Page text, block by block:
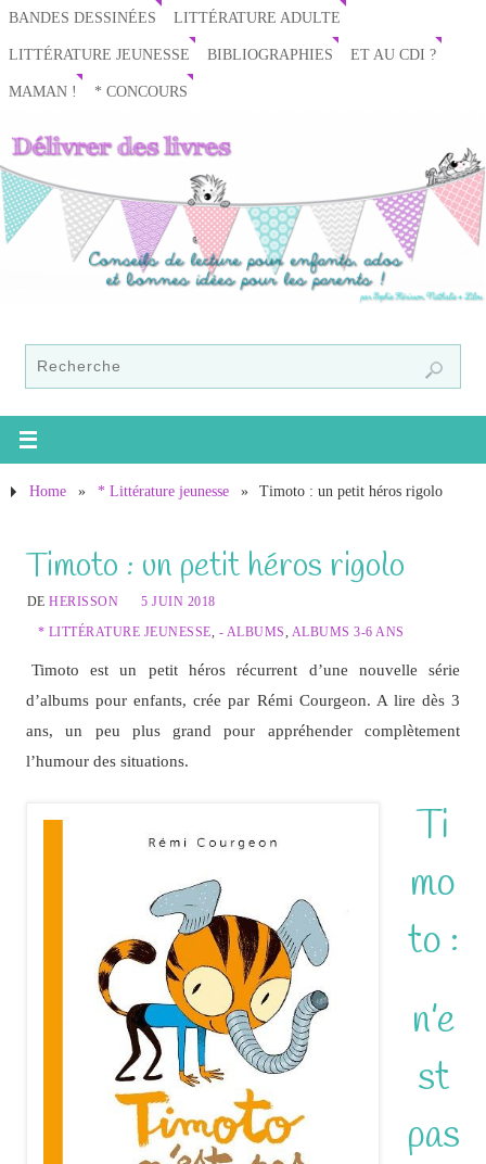
BANDES DESSINÉES LITTÉRATURE ADULTE
LITTÉRATURE JEUNESSE BIBLIOGRAPHIES ET AU CDI ?
MAMAN ! * CONCOURS
Home » * Littérature jeunesse » Timoto : un petit héros rigolo
Timoto : un petit héros rigolo
DEHERISSON
5 JUIN 2018
* LITTÉRATURE JEUNESSE, - ALBUMS, ALBUMS 3-6 ANS
Timoto est un petit héros récurrent d’une nouvelle série
d’albums pour enfants, crée par Rémi Courgeon. A lire dès 3
ans, un peu plus grand pour appréhender complètement
l’humour des situations.
Ti
mo
to :
n’e
st
pas